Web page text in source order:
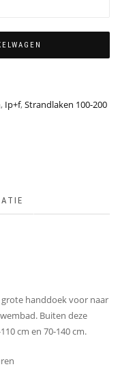
, Ip+f,Strandlaken 100-200
grote handdoek voor naar
Buiten deze
cm en 70-140 cm.